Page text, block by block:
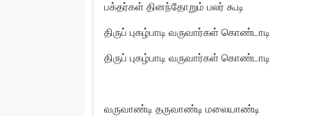
பக்தர்கள் தினந்தோறும் பலர் கூடி
திருப் புகழ்பாடி வருவார்கள் கொண்டாடி
திருப் புகழ்பாடி வருவார்கள் கொண்டாடி
வருவாண்டி தருவாண்டி மலையாண்டி